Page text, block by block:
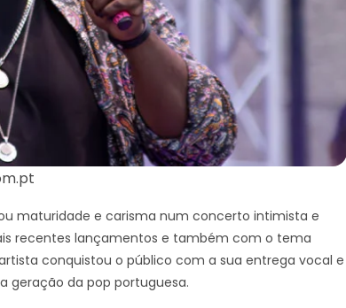
maturidade e carisma num concerto intimista e
recentes lançamentos e também com o tema
conquistou o público com a sua entrega vocal e
geração da pop portuguesa.